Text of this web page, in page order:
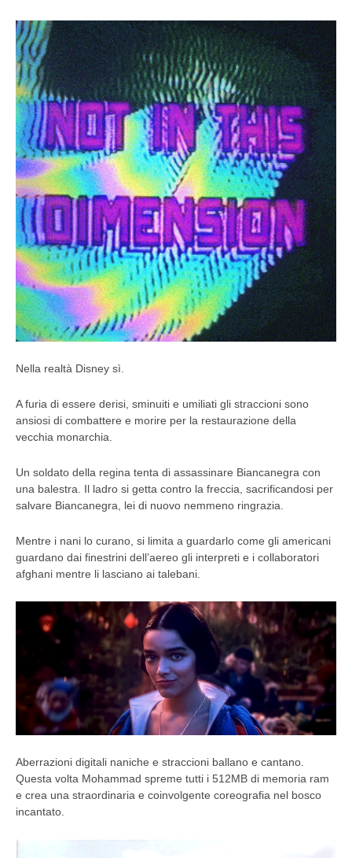
Nella realtà Disney sì.
A furia di essere derisi, sminuiti e umiliati gli straccioni sono
ansiosi di combattere e morire per la restaurazione della
vecchia monarchia.
Un soldato della regina tenta di assassinare Biancanegra con
una balestra. Il ladro si getta contro la freccia, sacrificandosi per
salvare Biancanegra, lei di nuovo nemmeno ringrazia.
Mentre i nani lo curano, si limita a guardarlo come gli americani
guardano dai finestrini dell’aereo gli interpreti e i collaboratori
afghani mentre li lasciano ai talebani.
Aberrazioni digitali naniche e straccioni ballano e cantano.
Questa volta Mohammad spreme tutti i 512MB di memoria ram
e crea una straordinaria e coinvolgente coreografia nel bosco
incantato.